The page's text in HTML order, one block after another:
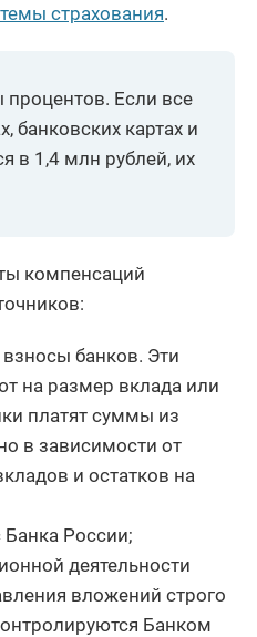
страхования.
Если все
банковских картах и
в 1,4 млн рублей, их
компенсаций
банков. Эти
на размер вклада или
платят суммы из
в зависимости от
и остатков на
России;
деятельности
вложений строго
Банком